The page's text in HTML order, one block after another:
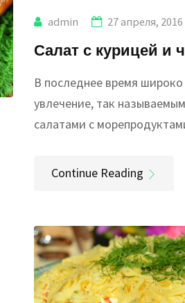
admin 27 апреля, 2016
Салат с курицей и
В последнее время широко
увлечение, так
салатами с
Continue Reading